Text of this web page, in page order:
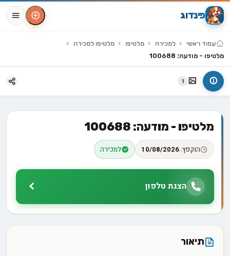
פינדוג
עמוד ראשי למכירה מלטיפו
מלטיפו למכירה
מלטיפו - מודעה: 100688
1
מלטיפו - מודעה: 100688
הוקפץ:10/08/2026 למכירה
הצגת טלפון
תיאור